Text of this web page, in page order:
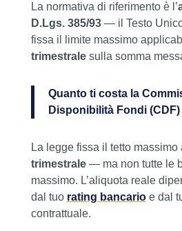
La normativa di riferimento è l’
D.Lgs. 385/93— il Testo
fissa il limite massimo
trimestralesulla somma
Quanto ti costa la
Disponibilità Fondi (CDF)
La legge fissa il tetto massimo
trimestrale— ma non tutte le
massimo. L’aliquota reale
dal tuo rating bancarioe dal
contrattuale.